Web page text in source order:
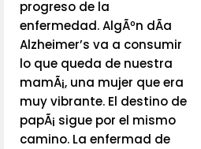
progreso de la
enfermedad. AlgÃºn dÃ­a
Alzheimer’s va a consumir
lo que queda de nuestra
mamÃ¡, una mujer que era
muy vibrante. El destino de
papÃ¡ sigue por el mismo
camino. La enfermad de